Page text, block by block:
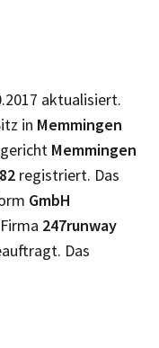
aktualisiert.
in Memmingen
Memmingen
registriert. Das
GmbH
247runway
Das